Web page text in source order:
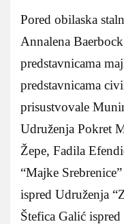
Pored obilaska
Annalena
predstavnicama
predstavnicama
prisustvovale
Udruženja Pokret
Žepe, Fadila
“Majke
ispred Udruženja
Štefica Galić